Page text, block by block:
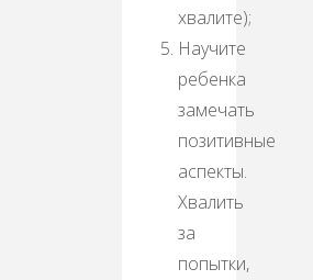
хвалите);
Научите
ребенка
замечать
позитивные
аспекты.
Хвалить
за
попытки,